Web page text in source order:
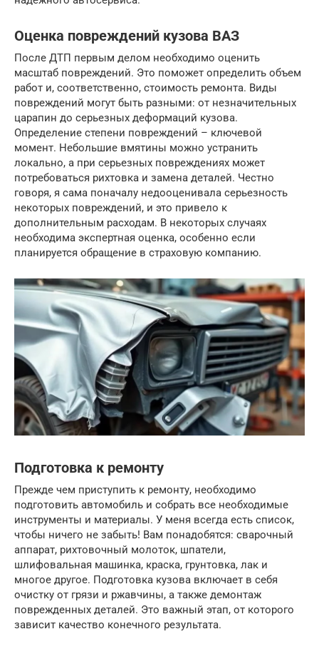
Оценка повреждений кузова ВАЗ
После ДТП первым делом необходимо оценить
масштаб повреждений. Это поможет определить объем
работ и, соответственно, стоимость ремонта. Виды
повреждений могут быть разными: от незначительных
царапин до серьезных деформаций кузова.
Определение степени повреждений – ключевой
момент. Небольшие вмятины можно устранить
локально, а при серьезных повреждениях может
потребоваться рихтовка и замена деталей. Честно
говоря, я сама поначалу недооценивала серьезность
некоторых повреждений, и это привело к
дополнительным расходам. В некоторых случаях
необходима экспертная оценка, особенно если
планируется обращение в страховую компанию.
Подготовка к ремонту
Прежде чем приступить к ремонту, необходимо
подготовить автомобиль и собрать все необходимые
инструменты и материалы. У меня всегда есть список,
чтобы ничего не забыть! Вам понадобятся: сварочный
аппарат, рихтовочный молоток, шпатели,
шлифовальная машинка, краска, грунтовка, лак и
многое другое. Подготовка кузова включает в себя
очистку от грязи и ржавчины, а также демонтаж
поврежденных деталей. Это важный этап, от которого
зависит качество конечного результата.